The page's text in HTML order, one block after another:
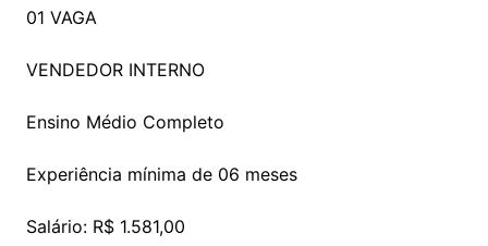
01 VAGA
VENDEDOR INTERNO
Ensino Médio Completo
Experiência mínima de 06 meses
Salário: R$ 1.581,00